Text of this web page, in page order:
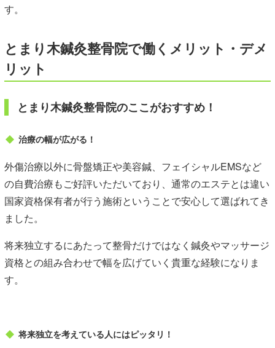
す。
とまり木鍼灸整骨院で働くメリット・デメ
リット
とまり木鍼灸整骨院のここがおすすめ！
治療の幅が広がる！
外傷治療以外に骨盤矯正や美容鍼、フェイシャルEMSなど
の自費治療もご好評いただいており、通常のエステとは違い
国家資格保有者が行う施術ということで安心して選ばれてき
ました。
将来独立するにあたって整骨だけではなく鍼灸やマッサージ
資格との組み合わせで幅を広げていく貴重な経験になりま
す。
将来独立を考えている人にはピッタリ！